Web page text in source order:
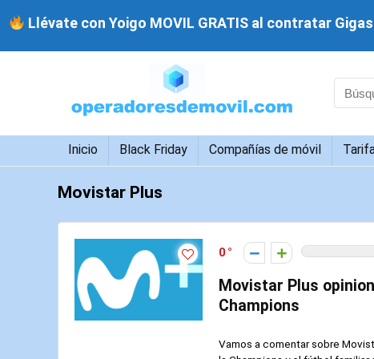
Inicio Black Friday Compañías de móvil
Movistar Plus
0
Movistar Plus
Champions
Vamos a comentar sobre
Llévate con Yoigo MOVIL GRATIS al contratar